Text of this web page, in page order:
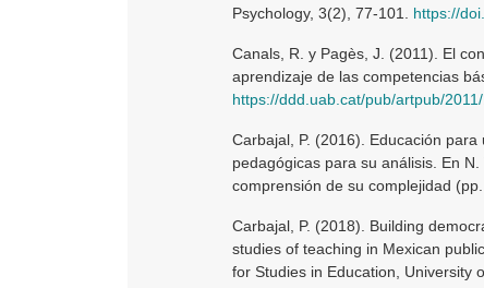
Psychology, 3(2), 77-101. https://
Canals, R. y Pagès, J. (2011). El
aprendizaje de las competencias
https://ddd.uab.cat/pub/artpub/
Carbajal, P. (2016). Educación
pedagógicas para su análisis. En
comprensión de su complejidad
Carbajal, P. (2018). Building
studies of teaching in Mexican
for Studies in Education, University